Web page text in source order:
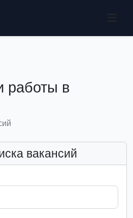
работы в
вакансий